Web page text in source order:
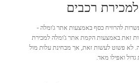
רכבים
להרוויח כסף באמצעות אתר ג'ומלה -
זאת באמצעות הקמת אתר ג'ומלה למכירת
לא פשוט לעשות זאת, אך מבחינת עלות מול
ואפילו מאד.